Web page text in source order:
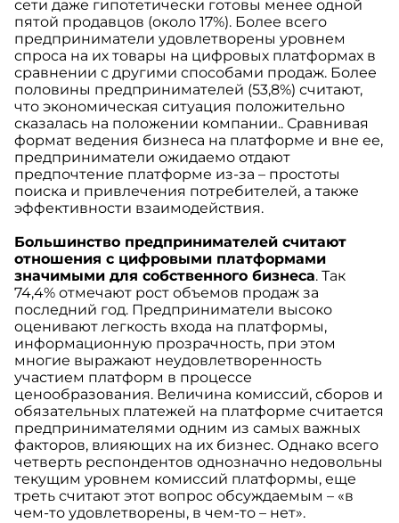
сети даже гипотетически готовы менее одной
пятой продавцов (около 17%). Более всего
предприниматели удовлетворены уровнем
спроса на их товары на цифровых платформах в
сравнении с другими способами продаж. Более
половины предпринимателей (53,8%) считают,
что экономическая ситуация положительно
сказалась на положении компании.. Сравнивая
формат ведения бизнеса на платформе и вне ее,
предприниматели ожидаемо отдают
предпочтение платформе из-за – простоты
поиска и привлечения потребителей, а также
эффективности взаимодействия.
Большинство предпринимателей считают
отношения с цифровыми платформами
значимыми для собственного бизнеса. Так
74,4% отмечают рост объемов продаж за
последний год. Предприниматели высоко
оценивают легкость входа на платформы,
информационную прозрачность, при этом
многие выражают неудовлетворенность
участием платформ в процессе
ценообразования. Величина комиссий, сборов и
обязательных платежей на платформе считается
предпринимателями одним из самых важных
факторов, влияющих на их бизнес. Однако всего
четверть респондентов однозначно недовольны
текущим уровнем комиссий платформы, еще
треть считают этот вопрос обсуждаемым – «в
чем-то удовлетворены, в чем-то – нет».